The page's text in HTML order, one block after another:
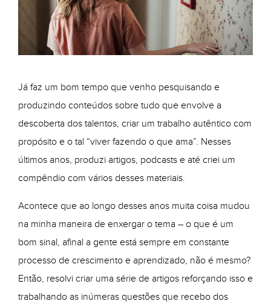
Já faz um bom tempo que venho pesquisando e
produzindo conteúdos sobre tudo que envolve a
descoberta dos talentos, criar um trabalho autêntico com
propósito e o tal “viver fazendo o que ama”. Nesses
últimos anos, produzi artigos, podcasts e até criei um
compêndio com vários desses materiais.
Acontece que ao longo desses anos muita coisa mudou
na minha maneira de enxergar o tema – o que é um
bom sinal, afinal a gente está sempre em constante
processo de crescimento e aprendizado, não é mesmo?
Então, resolvi criar uma série de artigos reforçando isso e
trabalhando as inúmeras questões que recebo dos